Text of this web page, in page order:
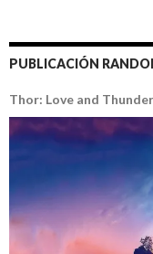
PUBLICACIÓN
Thor: Love and Thunder